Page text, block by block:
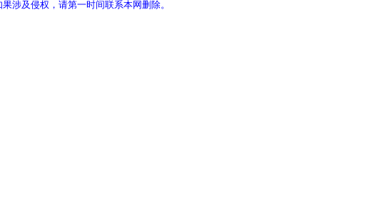
涉及侵权，请第一时间联系本网删除。